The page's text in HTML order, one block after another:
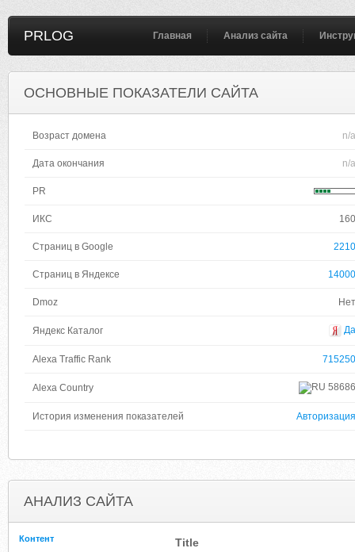
PRLOG Главная Анализ сайта
ОСНОВНЫЕ ПОКАЗАТЕЛИ САЙТА
Возраст домена n/a
Дата окончания n/a
PR
ИКС 160
Страниц в Google 2210
Страниц в Яндексе 14000
Dmoz Нет
Яндекс Каталог Да
Alexa Traffic Rank 715250
Alexa Country 58686
История изменения показателей Авторизация
АНАЛИЗ САЙТА
Контент Title